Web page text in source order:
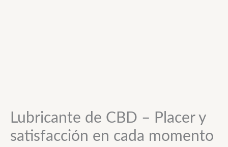
Lubricante de CBD – Placer y
satisfacción en cada momento